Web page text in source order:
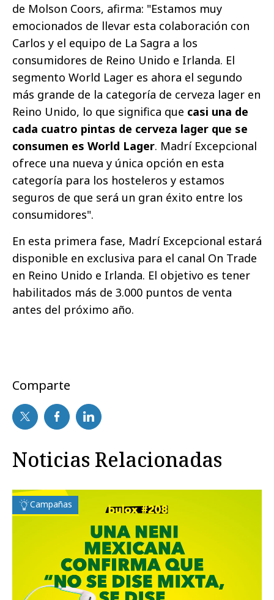
de Molson Coors, afirma: "Estamos muy
emocionados de llevar esta colaboración con
Carlos y el equipo de La Sagra a los
consumidores de Reino Unido e Irlanda. El
segmento World Lager es ahora el segundo
más grande de la categoría de cerveza lager en
Reino Unido, lo que significa que casi una de
cada cuatro pintas de cerveza lager que se
consumen es World Lager. Madrí Excepcional
ofrece una nueva y única opción en esta
categoría para los hosteleros y estamos
seguros de que será un gran éxito entre los
consumidores".
En esta primera fase, Madrí Excepcional estará
disponible en exclusiva para el canal On Trade
en Reino Unido e Irlanda. El objetivo es tener
habilitados más de 3.000 puntos de venta
antes del próximo año.
Comparte
Noticias Relacionadas
Campañas